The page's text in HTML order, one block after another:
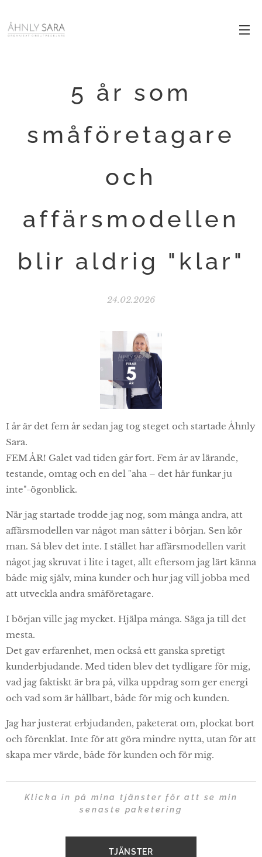
5 år som
småföretagare
och
affärsmodellen
blir aldrig "klar"
24.02.2026
I år är det fem år sedan jag tog steget och startade Åhnly
Sara.
FEM ÅR! Galet vad tiden går fort. Fem år av lärande,
testande, omtag och en del "aha – det här funkar ju
inte"-ögonblick.
När jag startade trodde jag nog, som många andra, att
affärsmodellen var något man sätter i början. Sen kör
man. Så blev det inte. I stället har affärsmodellen varit
något jag skruvat i lite i taget, allt eftersom jag lärt känna
både mig själv, mina kunder och hur jag vill jobba med
att utveckla andra småföretagare.
I början ville jag mycket. Hjälpa många. Säga ja till det
mesta.
Det gav erfarenhet, men också ett ganska spretigt
kunderbjudande. Med tiden blev det tydligare för mig,
vad jag faktiskt är bra på, vilka uppdrag som ger energi
och vad som är hållbart, både för mig och kunden.
Jag har justerat erbjudanden, paketerat om, plockat bort
och förenklat. Inte för att göra mindre nytta, utan för att
skapa mer värde, både för kunden och för mig.
Klicka in på mina tjänster för att se min
senaste paketering
TJÄNSTER